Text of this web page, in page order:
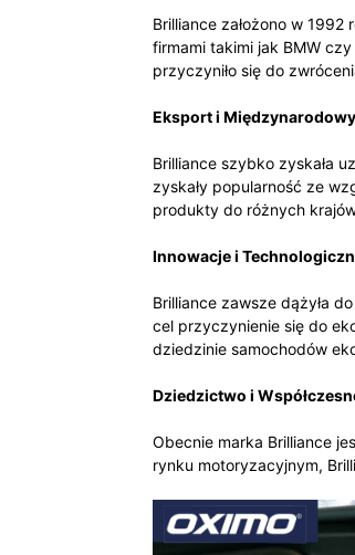
Brilliance założono w
firmami takimi jak BMW
przyczyniło się do
Eksport i
Brilliance szybko zyskała
zyskały popularność ze
produkty do różnych
Innowacje i
Brilliance zawsze dążyła
cel przyczynienie się do
dziedzinie samochodów
Dziedzictwo i
Obecnie marka Brilliance
rynku motoryzacyjnym,